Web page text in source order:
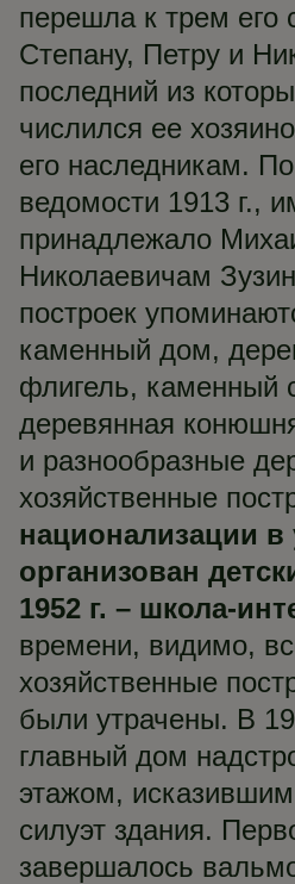
перешла к трем его
Степану, Петру и
последний из
числился ее
его наследникам.
ведомости 1913 г.,
принадлежало
Николаевичам
построек
каменный дом,
флигель, каменный
деревянная
и разнообразные
хозяйственные
национализации
организован
1952 г. – школа-
времени, видимо,
хозяйственные
были утрачены. В
главный дом
этажом,
силуэт здания.
завершалось